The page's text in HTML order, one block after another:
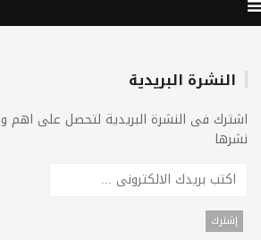
النشرة البريدية
اشترك فى النشرة البريدية لتحصل على اهم
نشرها